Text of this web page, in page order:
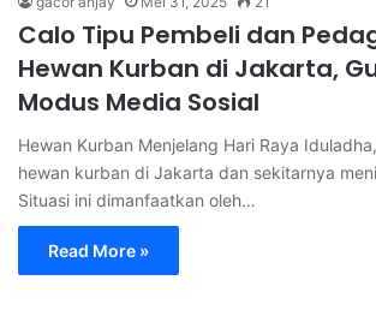
Calo Tipu Pembeli dan
Hewan Kurban di Jakarta,
Modus Media Sosial
Hewan Kurban Menjelang Hari Raya
hewan kurban di Jakarta dan sekitarnya
Situasi ini dimanfaatkan oleh…
Read More »